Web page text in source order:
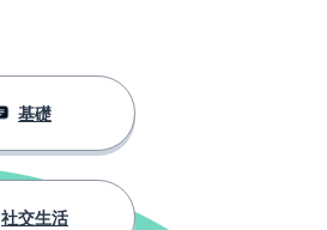
基礎
社交生活